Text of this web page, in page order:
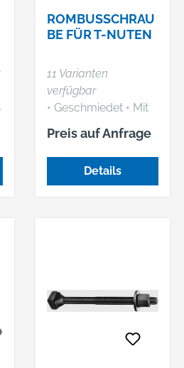
ROMBUSSCHRAU
BE FÜR T-NUTEN
11 Varianten
verfügbar
• Geschmiedet • Mit
Nutenführung •
Gerolltes Gewinde •
Vergütet auf
Preis auf Anfrage
Details